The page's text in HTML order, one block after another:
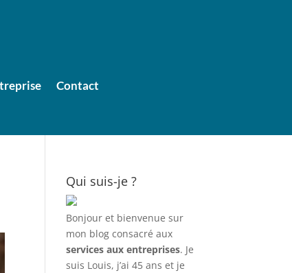
Contact
Qui suis-je ?
Bonjour et bienvenue sur
mon blog consacré aux
services aux entreprises. Je
suis Louis, j’ai 45 ans et je